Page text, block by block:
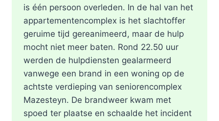
is één persoon overleden. In de hal van het
appartementencomplex is het slachtoffer
geruime tijd gereanimeerd, maar de hulp
mocht niet meer baten. Rond 22.50 uur
werden de hulpdiensten gealarmeerd
vanwege een brand in een woning op de
achtste verdieping van seniorencomplex
Mazesteyn. De brandweer kwam met
spoed ter plaatse en schaalde het incident